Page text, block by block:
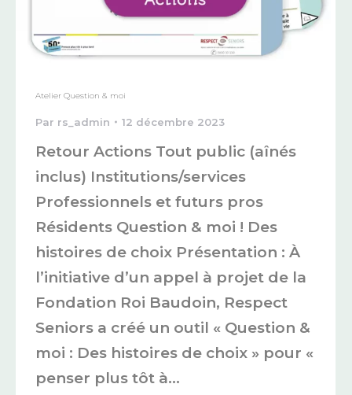
Atelier Question & moi
Par rs_admin 12 décembre 2023
Retour Actions Tout public (aînés
inclus) Institutions/services
Professionnels et futurs pros
Résidents Question & moi ! Des
histoires de choix Présentation : À
l’initiative d’un appel à projet de la
Fondation Roi Baudoin, Respect
Seniors a créé un outil « Question &
moi : Des histoires de choix » pour «
penser plus tôt à…